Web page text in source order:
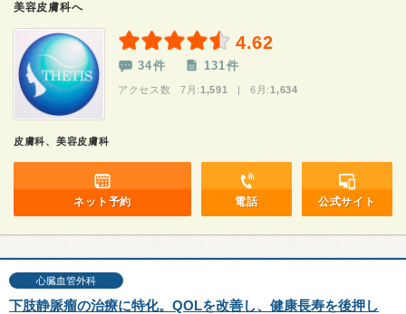
美容皮膚科へ
4.62
34件 131件
アクセス数 7月: 1,591 | 6月: 1,634
皮膚科、美容皮膚科
ネット予約 電話 公式サイト
心臓血管外科
下肢静脈瘤の治療に特化。QOLを改善し、健康長寿を後押し